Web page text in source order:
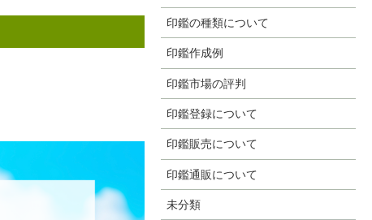
印鑑の種類について
印鑑作成例
印鑑市場の評判
印鑑登録について
印鑑販売について
印鑑通販について
未分類